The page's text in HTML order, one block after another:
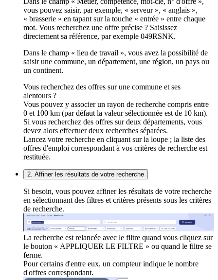
vous pouvez saisir, par exemple, « serveur », « anglais »,
« brasserie » en tapant sur la touche « entrée » entre chaque
mot. Vous recherchez une offre précise ? Saisissez
directement sa référence, par exemple 049RSNK.
Dans le champ « lieu de travail », vous avez la possibilité de
saisir une commune, un département, une région, un pays ou
un continent.
Vous recherchez des offres sur une commune et ses
alentours ?
Vous pouvez y associer un rayon de recherche compris entre
0 et 100 km (par défaut la valeur sélectionnée est de 10 km).
Si vous recherchez des offres sur deux départements, vous
devez alors effectuer deux recherches séparées.
Lancez votre recherche en cliquant sur la loupe ; la liste des
offres d'emploi correspondant à vos critères de recherche est
restituée.
2. Affiner les résultats de votre recherche
Si besoin, vous pouvez affiner les résultats de votre recherche
en sélectionnant des filtres et critères présents sous les critères
de recherche.
La recherche est relancée avec le filtre quand vous cliquez sur
le bouton « APPLIQUER LE FILTRE » ou quand le filtre se
ferme.
Pour certains d'entre eux, un compteur indique le nombre
d'offres correspondant.